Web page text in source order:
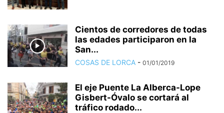
Cientos de corredores de todas
las edades participaron en la
San...
COSAS DE LORCA - 01/01/2019
El eje Puente La Alberca-Lope
Gisbert-Óvalo se cortará al
tráfico rodado...